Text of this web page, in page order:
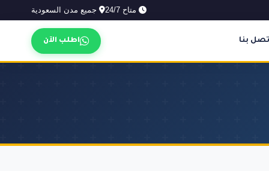
متاح 24/7 جميع مدن السعودية
بنا اطلب الآن